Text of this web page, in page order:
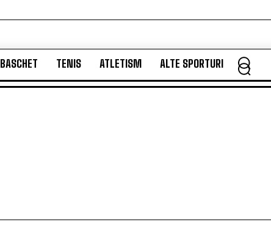
BASCHET TENIS ATLETISM ALTE SPORTURI
BASCHET TENIS ATLETISM ALTE SPORTURI